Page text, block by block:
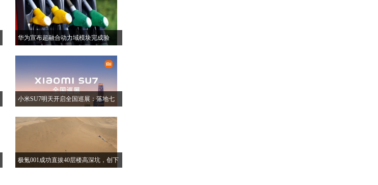
华为宣布超融合动力域模块完成验
小米SU7明天开启全国巡展：落地七
宁波，广州，重庆
极氪001成功直拔40层楼高深坑，创下